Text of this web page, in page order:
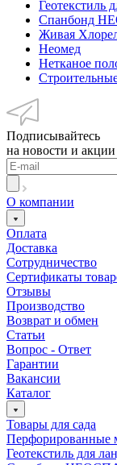
Геотекстиль
Спанбонд
Живая
Нeомед
Нетканое
Подписывайтесь
на новости и акции
О компании
Оплата
Доставка
Сотрудничество
Сертификаты
Отзывы
Производство
Возврат и обмен
Статьи
Вопрос - Ответ
Гарантии
Вакансии
Каталог
Товары для сада
Перфорированные
Геотекстиль для